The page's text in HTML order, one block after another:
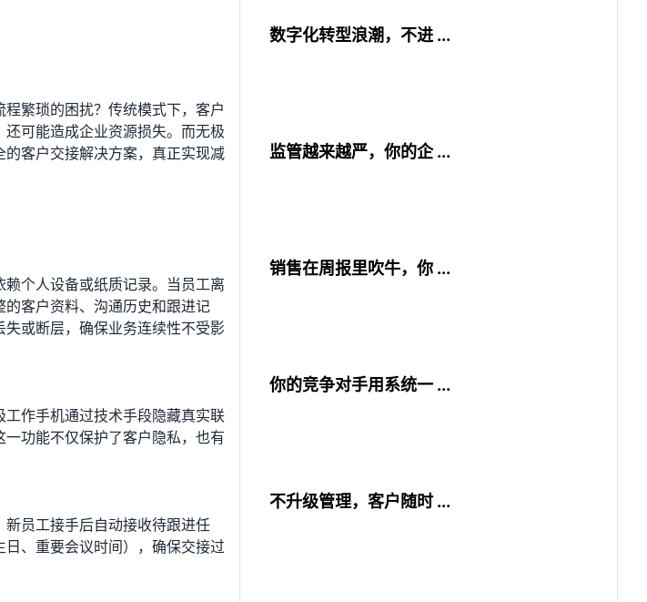
繁琐的困扰？传统模式下，客户
可能造成企业资源损失。而无极
客户交接解决方案，真正实现减
个人设备或纸质记录。当员工离
客户资料、沟通历史和跟进记
或断层，确保业务连续性不受影
作手机通过技术手段隐藏真实联
功能不仅保护了客户隐私，也有
员工接手后自动接收待跟进任
、重要会议时间），确保交接过
数字化转型浪潮，不进 ...
监管越来越严，你的企 ...
销售在周报里吹牛，你 ...
你的竞争对手用系统一 ...
不升级管理，客户随时 ...